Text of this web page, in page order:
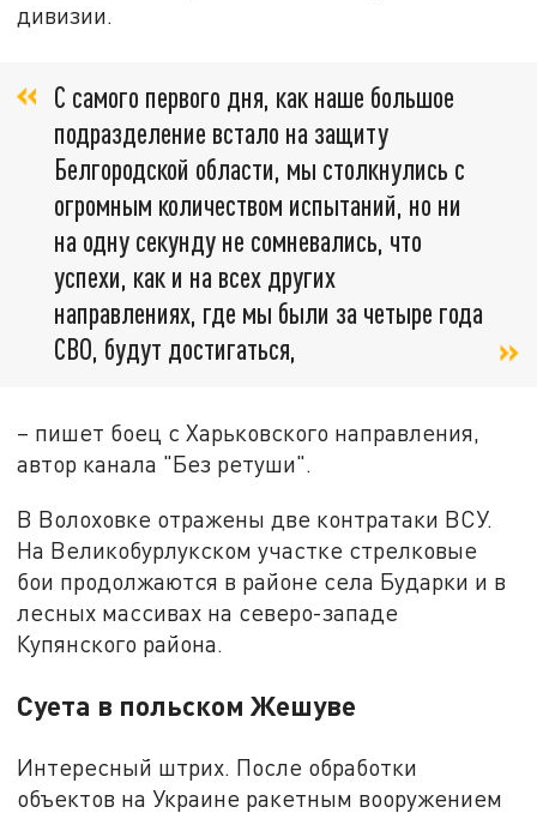
дивизии.
С самого первого дня, как наше большое
подразделение встало на защиту
Белгородской области, мы столкнулись с
огромным количеством испытаний, но ни
на одну секунду не сомневались, что
успехи, как и на всех других
направлениях, где мы были за четыре года
СВО, будут достигаться,
– пишет боец с Харьковского направления,
автор канала "Без ретуши".
В Волоховке отражены две контратаки ВСУ.
На Великобурлукском участке стрелковые
бои продолжаются в районе села Бударки и в
лесных массивах на северо-западе
Купянского района.
Суета в польском Жешуве
Интересный штрих. После обработки
объектов на Украине ракетным вооружением